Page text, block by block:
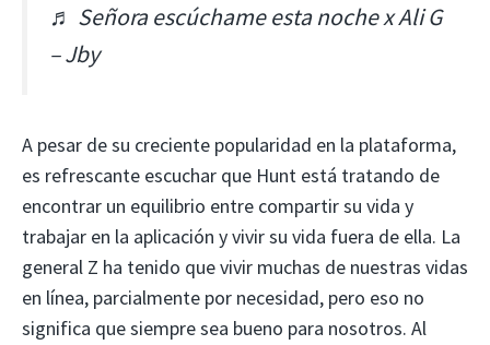
♬ Señora escúchame esta noche x Ali G
– Jby
A pesar de su creciente popularidad en la plataforma,
es refrescante escuchar que Hunt está tratando de
encontrar un equilibrio entre compartir su vida y
trabajar en la aplicación y vivir su vida fuera de ella. La
general Z ha tenido que vivir muchas de nuestras vidas
en línea, parcialmente por necesidad, pero eso no
significa que siempre sea bueno para nosotros. Al